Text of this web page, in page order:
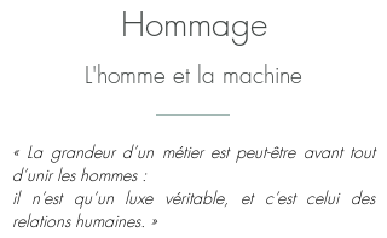
Hommage
L'homme et la machine
« La grandeur d’un métier est peut-être avant tout
d’unir les hommes :
il n’est qu’un luxe véritable, et c’est celui des
relations humaines. »